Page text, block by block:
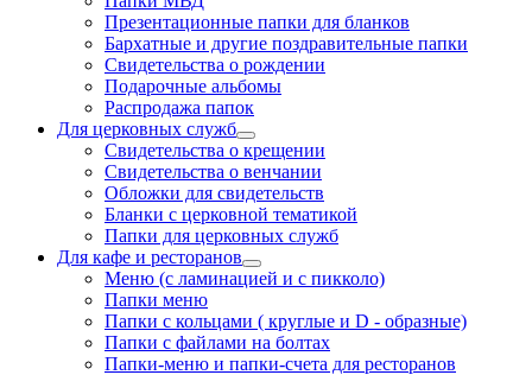
Презентационные папки для бланков
Бархатные и другие поздравительные папки
Свидетельства о рождении
Подарочные альбомы
Распродажа папок
Для церковных служб
Свидетельства о крещении
Свидетельства о венчании
Обложки для свидетельств
Бланки с церковной тематикой
Папки для церковных служб
Для кафе и ресторанов
Меню (с ламинацией и с пикколо)
Папки меню
Папки с кольцами ( круглые и D - образные)
Папки с файлами на болтах
Папки-меню и папки-счета для ресторанов